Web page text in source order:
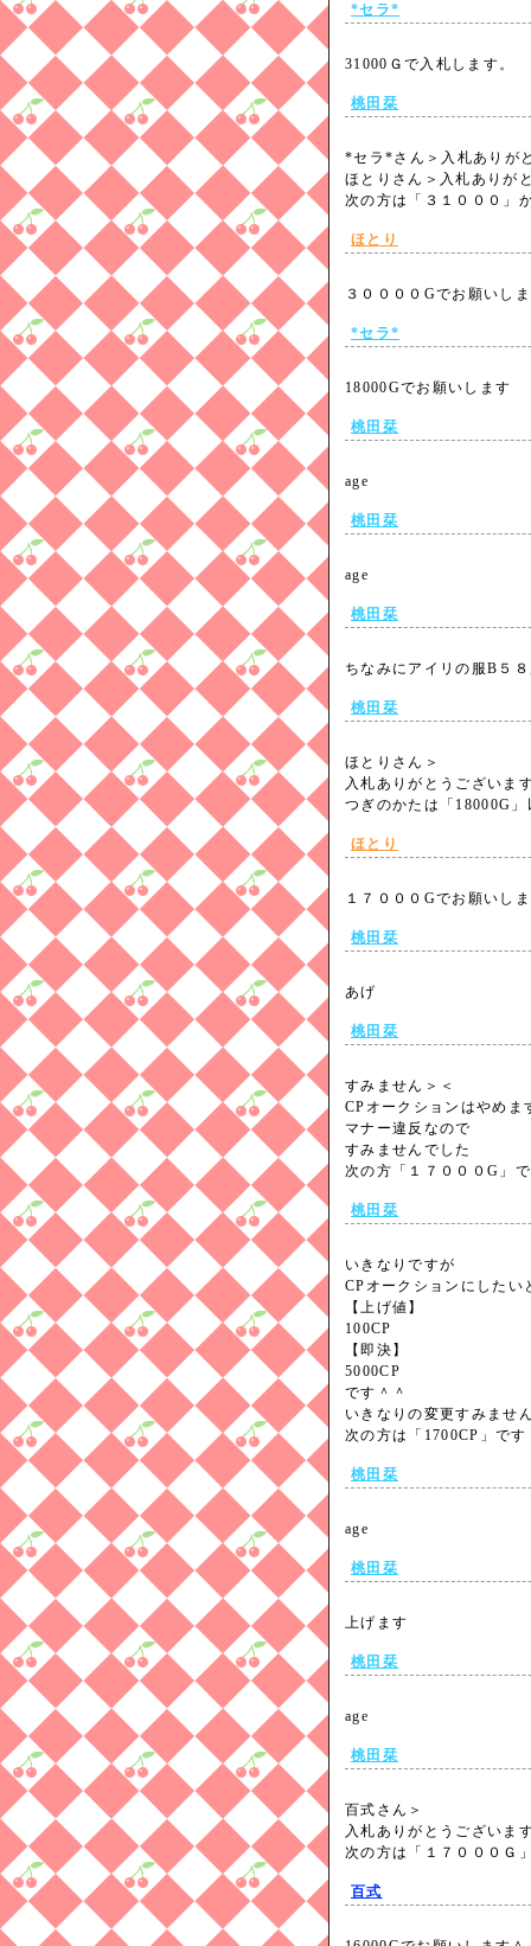
*セラ*
31000Ｇで入札します。
桃田栞
*セラ*さん＞入札ありが
ほとりさん＞入札ありが
次の方は「３１０００
ほとり
３００００Gでお願い
*セラ*
18000Gでお願いします
桃田栞
age
桃田栞
age
桃田栞
ちなみにアイリの服B５
桃田栞
ほとりさん＞
入札ありがとうございま
つぎのかたは「18000G
ほとり
１７０００Gでお願い
桃田栞
あげ
桃田栞
すみません＞＜
CPオークションはやめま
マナー違反なので
すみませんでした
次の方「１７０００G
桃田栞
いきなりですが
CPオークションにしたい
【上げ値】
100CP
【即決】
5000CP
です＾＾
いきなりの変更すみませ
次の方は「1700CP」で
桃田栞
age
桃田栞
上げます
桃田栞
age
桃田栞
百式さん＞
入札ありがとうございま
次の方は「１７０００
百式